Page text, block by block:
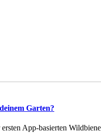
Garten?
App-basierten